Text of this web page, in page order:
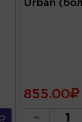
Urban
855.00
-